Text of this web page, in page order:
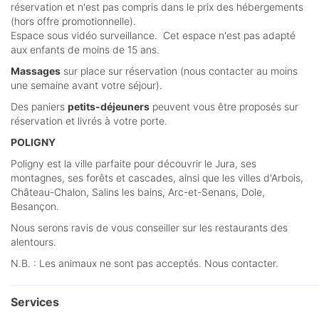
réservation et n'est pas compris dans le prix des hébergements
(hors offre promotionnelle).
Espace sous vidéo surveillance. Cet espace n'est pas adapté
aux enfants de moins de 15 ans.
Massages sur place sur réservation (nous contacter au moins
une semaine avant votre séjour).
Des paniers petits-déjeuners peuvent vous être proposés sur
réservation et livrés à votre porte.
POLIGNY
Poligny est la ville parfaite pour découvrir le Jura, ses
montagnes, ses forêts et cascades, ainsi que les villes d'Arbois,
Château-Chalon, Salins les bains, Arc-et-Senans, Dole,
Besançon.
Nous serons ravis de vous conseiller sur les restaurants des
alentours.
N.B. : Les animaux ne sont pas acceptés. Nous contacter.
Services